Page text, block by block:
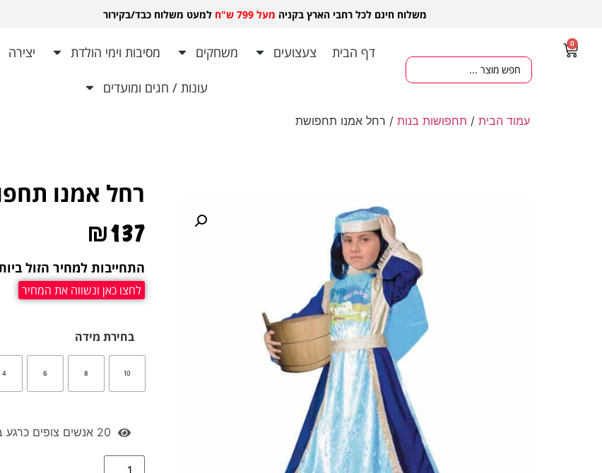
משלוח חינם לכל רחבי הארץ בקניה מעל 799 ש"ח למעט משלוח כבד/בקירור
0
דף הבית צעצועים משחקים מסיבות וימי הולדת יצירה
עונות / חגים ומועדים
עמוד הבית / תחפושות בנות / רחל אמנו תחפושת
רחל אמנו
₪137
התחייבות למחיר הזול
לחצו כאן ונשווה את המחיר
בחירת מידה
10
8
6
4
4אנשים צופים כרגע